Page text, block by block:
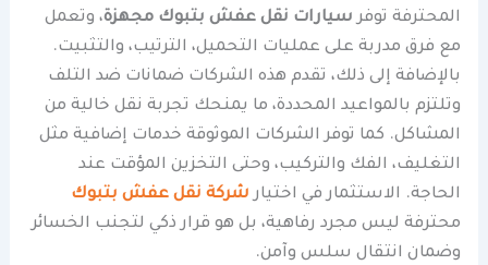
المحترفة توفر سيارات نقل عفش بتبوك مجهزة، وتعمل
مع فرق مدربة على عمليات التحميل، الترتيب، والتثبيت.
بالإضافة إلى ذلك، تقدم هذه الشركات ضمانات ضد التلف
وتلتزم بالمواعيد المحددة، ما يمنحك تجربة نقل خالية من
المشاكل. كما توفر الشركات الموثوقة خدمات إضافية مثل
التغليف، الفك والتركيب، وحتى التخزين المؤقت عند
الحاجة. الاستثمار في اختيارشركة نقل عفش بتبوك
محترفة ليس مجرد رفاهية، بل هو قرار ذكي لتجنب الخسائر
وضمان انتقال سلس وآمن.